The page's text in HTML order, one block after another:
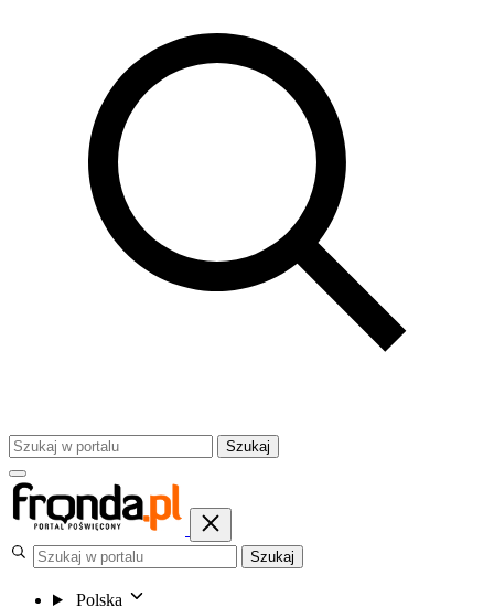
Szukaj
Szukaj
Polska